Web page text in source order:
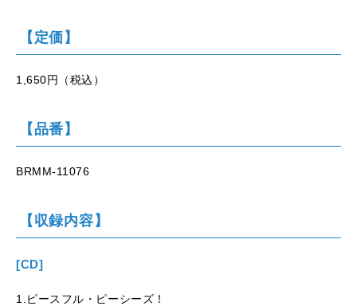
【定価】
1,650円（税込）
【品番】
BRMM-11076
【収録内容】
[CD]
1.ピースフル・ピーシーズ！